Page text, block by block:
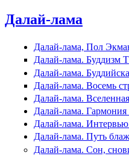
Далай-лама
Далай-лама, Пол
Далай-лама. Буддизм
Далай-лама.
Далай-лама. Восемь
Далай-лама.
Далай-лама.
Далай-лама.
Далай-лама. Путь
Далай-лама. Сон,